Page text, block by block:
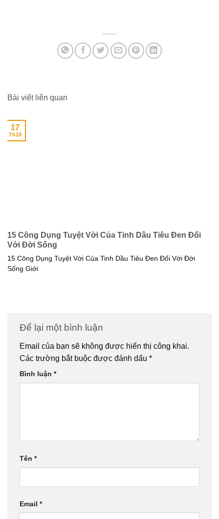
Bài viết liên quan
15 Công Dụng Tuyệt Vời Của Tinh Dầu Tiêu Đen Đối
Với Đời Sống
15 Công Dụng Tuyệt Vời Của Tinh Dầu Tiêu Đen Đối Với Đời
Sống Giới
17
Th10
Để lại một bình luận
Email của bạn sẽ không được hiển thị công khai.
Các trường bắt buộc được đánh dấu *
Bình luận *
Tên *
Email *